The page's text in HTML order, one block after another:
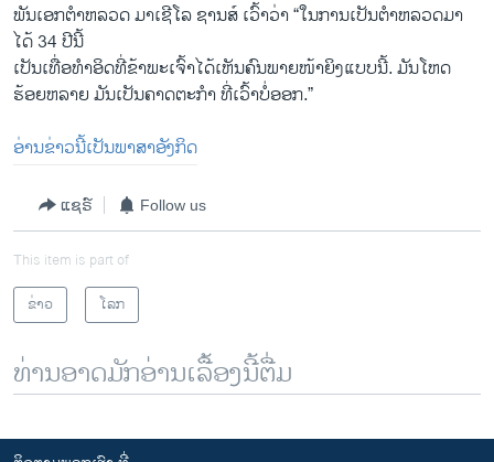
ພັນເອກຕຳຫລວດ ມາເຊີໂລ ຊານສ໌ ເວົ້າວ່າ “ໃນການເປັນຕຳຫລວດມາ
ໄດ້ 34 ປີນີ້
ເປັນເທື່ອທຳອິດທີ່ຂ້າພະເຈົ້າໄດ້ເຫັນຄົນພາຍໜ້າຍິງແບບນີ້. ມັນໂຫດ
ຮ້ອຍຫລາຍ ມັນເປັນຄາດຕະກຳ ທີ່ເວົ້າບໍ່ອອກ.”
ອ່ານຂ່າວນີ້ເປັນພາສາອັງກິດ
ແຊຣ໌ Follow us
This item is part of
ຂ່າວ
ໂລກ
ທ່ານອາດມັກອ່ານເລື້ອງນີ້ຕື່ມ